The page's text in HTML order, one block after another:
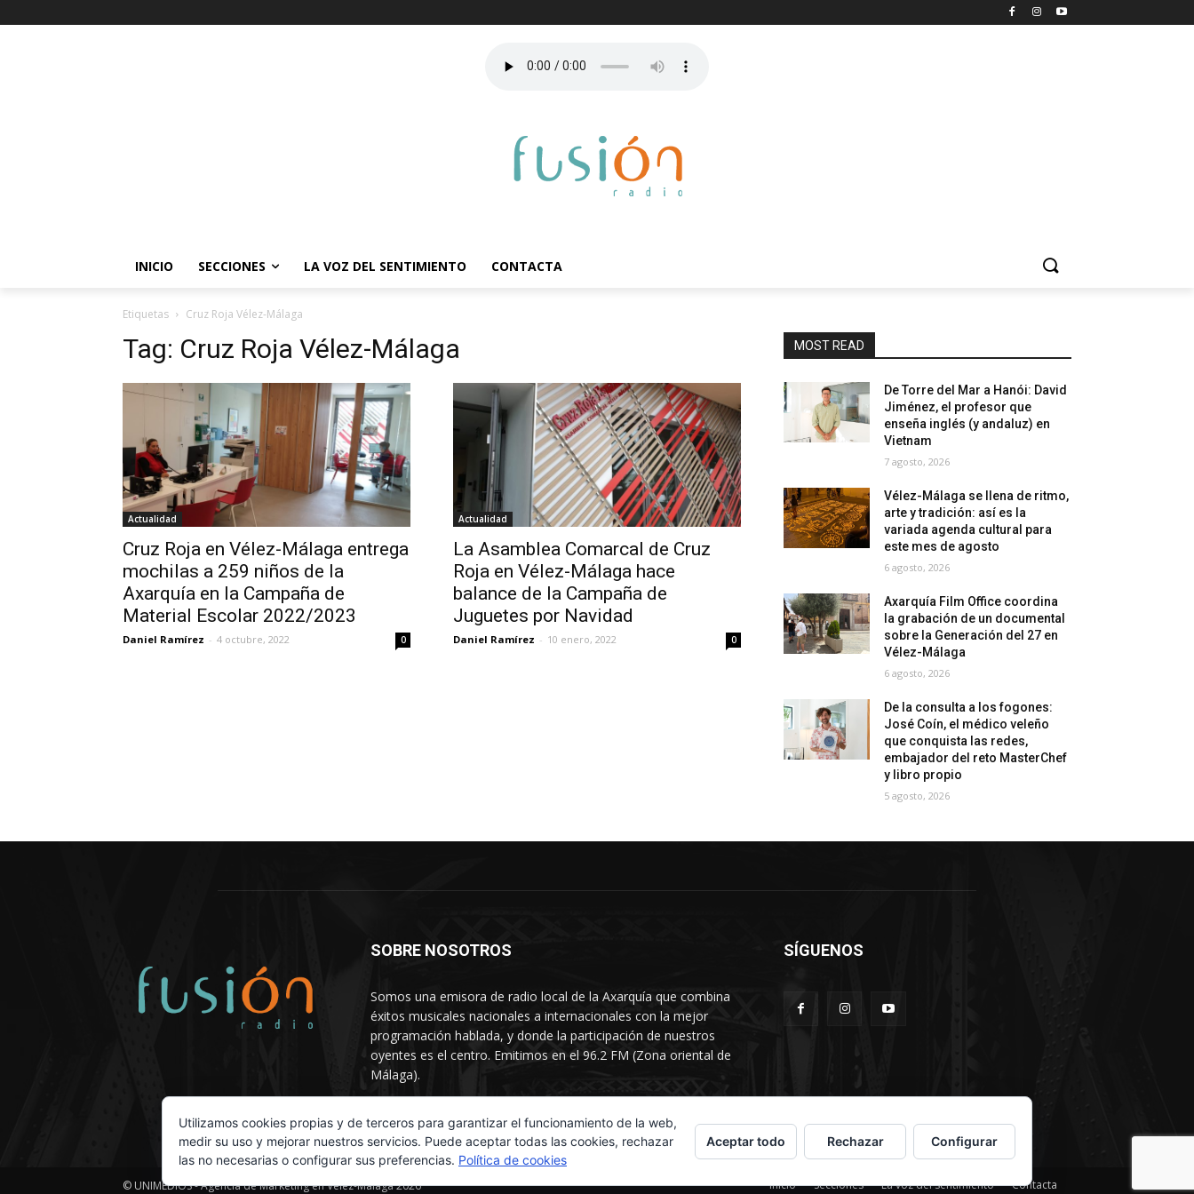
INICIO SECCIONES LA VOZ DEL SENTIMIENTO CONTACTA
Etiquetas Cruz Roja Vélez-Málaga
Tag: Cruz Roja Vélez-Málaga
Actualidad
Cruz Roja en Vélez-Málaga entrega
mochilas a 259 niños de la
Axarquía en la Campaña de
Material Escolar 2022/2023
Daniel Ramírez - 4 octubre, 2022 0
Actualidad
La Asamblea Comarcal de Cruz
Roja en Vélez-Málaga hace
balance de la Campaña de
Juguetes por Navidad
Daniel Ramírez - 10 enero, 2022 0
MOST READ
De Torre del Mar a Hanói: David
Jiménez, el profesor que
enseña inglés (y andaluz) en
Vietnam
7 agosto, 2026
Vélez-Málaga se llena de ritmo,
arte y tradición: así es la
variada agenda cultural para
este mes de agosto
6 agosto, 2026
Axarquía Film Office coordina
la grabación de un documental
sobre la Generación del 27 en
Vélez-Málaga
6 agosto, 2026
De la consulta a los fogones:
José Coín, el médico veleño
que conquista las redes,
embajador del reto MasterChef
y libro propio
5 agosto, 2026
SOBRE NOSOTROS
Somos una emisora de radio local de la Axarquía que combina
éxitos musicales nacionales a internacionales con la mejor
programación hablada, y donde la participación de nuestros
oyentes es el centro. Emitimos en el 96.2 FM (Zona oriental de
Málaga).
SÍGUENOS
© UNIMEDIOS - Agencia de Marketing en Vélez-Málaga 2026 Inicio Secciones La voz del sentimiento Contacta
Utilizamos cookies propias y de terceros para garantizar el funcionamiento de la web,
medir su uso y mejorar nuestros servicios. Puede aceptar todas las cookies, rechazar
las no necesarias o configurar sus preferencias. Política de cookies
Aceptar todo Rechazar Configurar